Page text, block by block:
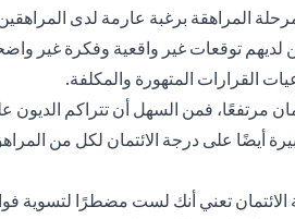
المراهقة برغبة عارمة لدى
لديهم توقعات غير واقعية وفكرة غير
القرارات المتهورة والمكلفة.
مرتفعًا، فمن السهل أن تتراكم الديون
أيضًا على درجة الائتمان لكل من
الائتمان تعني أنك لست مضطرًا لتسوية